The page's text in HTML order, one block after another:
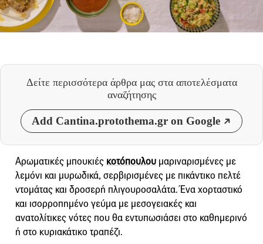
Δείτε περισσότερα άρθρα μας στα αποτελέσματα
αναζήτησης
Add Cantina.protothema.gr on Google
Αρωματικές μπουκιές κοτόπουλου μαριναρισμένες με
λεμόνι και μυρωδικά, σερβιρισμένες με πικάντικο πελτέ
ντομάτας και δροσερή πλιγουροσαλάτα. Ένα χορταστικό
και ισορροπημένο γεύμα με μεσογειακές και
ανατολίτικες νότες που θα εντυπωσιάσει στο καθημερινό
ή στο κυριακάτικο τραπέζι.